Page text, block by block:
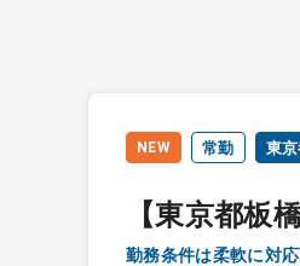
NEW 常勤 東
【東京都板
勤務条件は柔軟に対